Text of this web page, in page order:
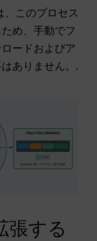
、このプロセス
め、手動でフ
ードおよびア
ありません。.
張する